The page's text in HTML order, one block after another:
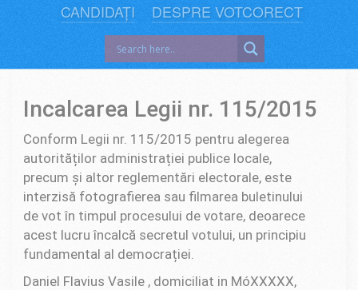
CANDIDAȚI
DESPRE VOTCORECT
Incalcarea Legii nr. 115/2015
Conform Legii nr. 115/2015 pentru alegerea
autorităților administrației publice locale,
precum și altor reglementări electorale, este
interzisă fotografierea sau filmarea buletinului
de vot în timpul procesului de votare, deoarece
acest lucru încalcă secretul votului, un principiu
fundamental al democrației.
Daniel Flavius Vasile , domiciliat in MóXXXXX,